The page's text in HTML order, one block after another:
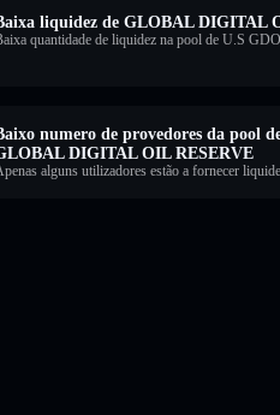
liquidez de GLOBAL DIGITAL
quantidade de liquidez na pool de U.S
numero de provedores da pool
DIGITAL OIL RESERVE
alguns utilizadores estão a fornecer